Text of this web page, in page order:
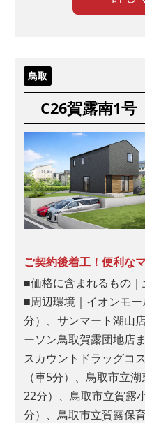
鳥取
C26賀露南1号
ご契約後着工！便利な
■価格に含まれるもの
■周辺環境｜イオンモ
分）、サンマート湖山
ーソン鳥取賀露団地店
スカウントドラッグコ
（車5分）、鳥取市立
22分）、鳥取市立賀露
分）、鳥取市立賀露保
1.会社の知名度が高い
2.知り合いの評判
3.価格が予算内に収まり
4.立地が希望条件にあっ
5.間取り・プランが良い
6.水回り(キッチン、お
仕様が良さそう
7.断熱・気密に優れてい
8.耐震性に優れている
10.希望の入居時期に間
11.その他
■問６.上記のうち、特に重
てください。
１位：
２位：